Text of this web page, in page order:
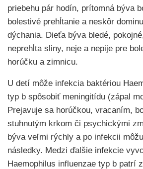
priebehu pár hodín, prítomná býva
bolestivé prehĺtanie a neskôr
dýchania. Dieťa býva bledé,
neprehĺta sliny, neje a nepije pre
horúčku a zimnicu.
U detí môže infekcia baktériou
typ b spôsobiť meningitídu (zápal
Prejavuje sa horúčkou, vracaním,
stuhnutým krkom či psychickými
býva veľmi rýchly a po infekcii
následky. Medzi ďalšie infekcie
Haemophilus influenzae typ b patrí